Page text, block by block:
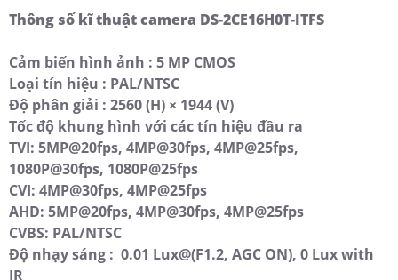
Thông số kĩ thuật camera DS-2CE16H0T-ITFS
Cảm biến hình ảnh : 5 MP CMOS
Loại tín hiệu : PAL/NTSC
Độ phân giải : 2560 (H) × 1944 (V)
Tốc độ khung hình với các tín hiệu đầu ra
TVI: 5MP@20fps, 4MP@30fps, 4MP@25fps,
1080P@30fps, 1080P@25fps
CVI: 4MP@30fps, 4MP@25fps
AHD: 5MP@20fps, 4MP@30fps, 4MP@25fps
CVBS: PAL/NTSC
Độ nhạy sáng : 0.01 Lux@(F1.2, AGC ON), 0 Lux with
IR